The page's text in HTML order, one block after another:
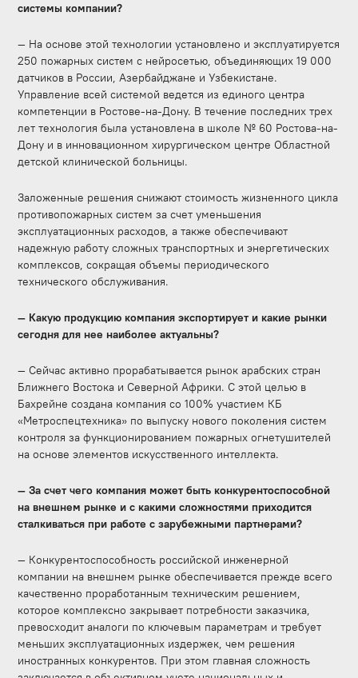
системы компании?
— На основе этой технологии установлено и эксплуатируется
250 пожарных систем с нейросетью, объединяющих 19 000
датчиков в России, Азербайджане и Узбекистане.
Управление всей системой ведется из единого центра
компетенции в Ростове-на-Дону. В течение последних трех
лет технология была установлена в школе № 60 Ростова-на-
Дону и в инновационном хирургическом центре Областной
детской клинической больницы.
Заложенные решения снижают стоимость жизненного цикла
противопожарных систем за счет уменьшения
эксплуатационных расходов, а также обеспечивают
надежную работу сложных транспортных и энергетических
комплексов, сокращая объемы периодического
технического обслуживания.
— Какую продукцию компания экспортирует и какие рынки
сегодня для нее наиболее актуальны?
— Сейчас активно прорабатывается рынок арабских стран
Ближнего Востока и Северной Африки. С этой целью в
Бахрейне создана компания со 100% участием КБ
«Метроспецтехника» по выпуску нового поколения систем
контроля за функционированием пожарных огнетушителей
на основе элементов искусственного интеллекта.
— За счет чего компания может быть конкурентоспособной
на внешнем рынке и с какими сложностями приходится
сталкиваться при работе с зарубежными партнерами?
— Конкурентоспособность российской инженерной
компании на внешнем рынке обеспечивается прежде всего
качественно проработанным техническим решением,
которое комплексно закрывает потребности заказчика,
превосходит аналоги по ключевым параметрам и требует
меньших эксплуатационных издержек, чем решения
иностранных конкурентов. При этом главная сложность